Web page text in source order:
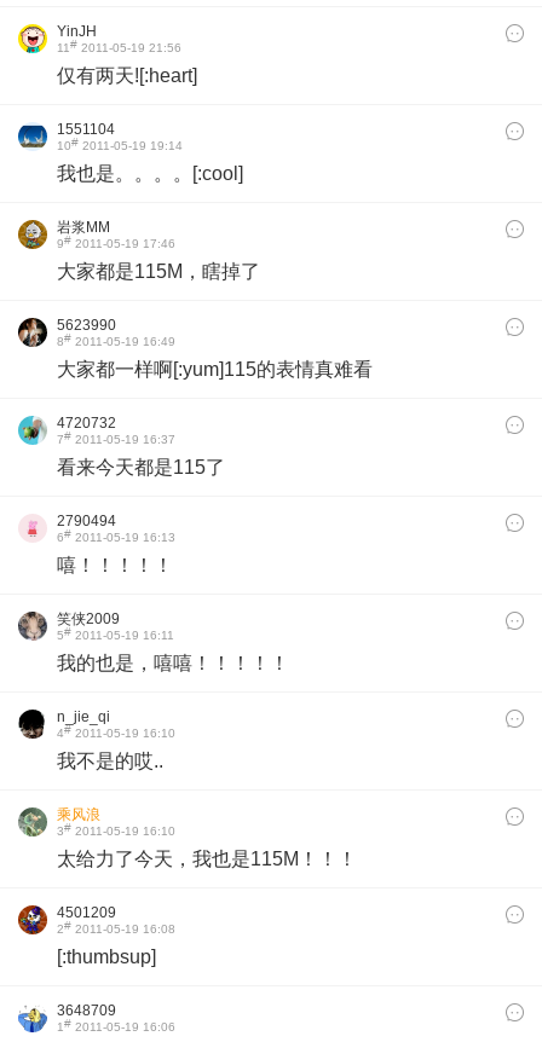
YinJH
11# 2011-05-19 21:56
仅有两天![:heart]
1551104
10# 2011-05-19 19:14
我也是。。。。[:cool]
岩浆MM
9# 2011-05-19 17:46
大家都是115M，瞎掉了
5623990
8# 2011-05-19 16:49
大家都一样啊[:yum]115的表情真难看
4720732
7# 2011-05-19 16:37
看来今天都是115了
2790494
6# 2011-05-19 16:13
嘻！！！！！
笑侠2009
5# 2011-05-19 16:11
我的也是，嘻嘻！！！！！
n_jie_qi
4# 2011-05-19 16:10
我不是的哎..
乘风浪
3# 2011-05-19 16:10
太给力了今天，我也是115M！！！
4501209
2# 2011-05-19 16:08
[:thumbsup]
3648709
1# 2011-05-19 16:06